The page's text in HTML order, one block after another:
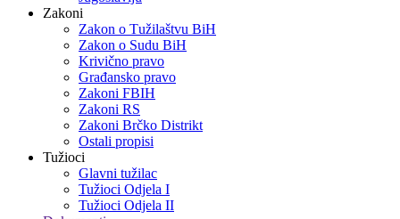
Zakoni
Zakon o Тužilaštvu BiH
Zakon o Sudu BiH
Krivično pravo
Građansko pravo
Zakoni FBIH
Zakoni RS
Zakoni Brčko Distrikt
Ostali propisi
Tužioci
Glavni tužilac
Tužioci Odjela I
Tužioci Odjela II